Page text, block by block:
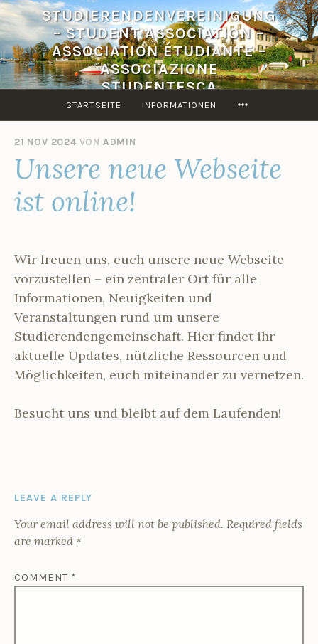
Zum
Inhalt
springen
STUDIERENDENVEREINIGUNG
– STUDENT ASSOCIATION –
ASSOCIATION ÉTUDIANTE –
ASSOCIAZIONE
STUDENTESCA
STARTSEITE INFORMATIONEN
21 NOV 2024 VON ADMIN
Unsere neue Webseite
ist online!
Wir freuen uns, euch unsere neue Webseite
vorzustellen – ein zentraler Ort für alle
Informationen, Neuigkeiten und
Veranstaltungen rund um unsere
Studierendengemeinschaft. Hier findet ihr
aktuelle Updates, nützliche Ressourcen und
Möglichkeiten, euch miteinander zu vernetzen.
Besucht uns und bleibt auf dem Laufenden!
LEAVE A REPLY
Your email address will not be published. Required fields
are marked *
COMMENT *